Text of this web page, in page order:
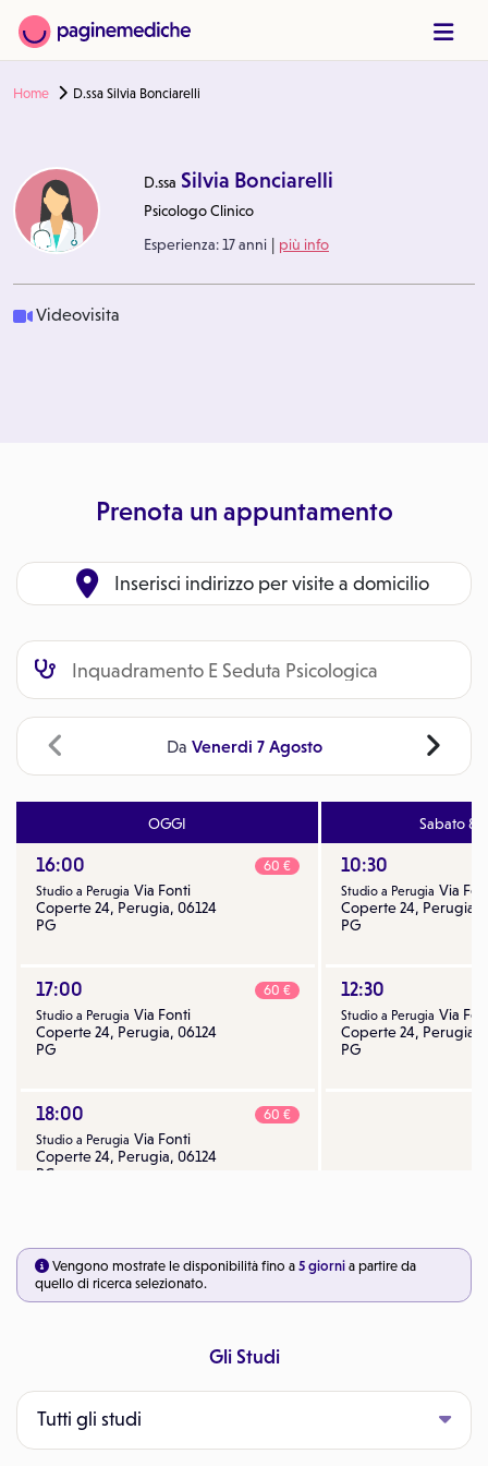
Home D.ssa Silvia Bonciarelli
D.ssa Silvia Bonciarelli
Psicologo Clinico
Esperienza:17 anni | più info
Videovisita
Prenota un appuntamento
Inserisci indirizzo per visite a domicilio
OGGI
16:00 60 €
Studio a Perugia Via Fonti
Coperte 24, Perugia, 06124
PG
17:00 60 €
Studio a Perugia Via Fonti
Coperte 24, Perugia, 06124
PG
18:00 60 €
Studio a Perugia Via Fonti
Coperte 24, Perugia, 06124
PG
Sabato 8
10:30
Studio a Perugia Via
Coperte 24, Perugia,
PG
12:30
Studio a Perugia Via
Coperte 24, Perugia,
PG
Da Venerdi 7 Agosto
Vengono mostrate le disponibilità fino a 5 giorni a partire da
quello di ricerca selezionato.
Gli Studi
Tutti gli studi